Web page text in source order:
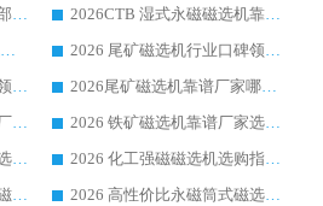
2026 高精度粉料磁选机头部厂家选购指南 行业口碑靠谱品牌推荐 领域强者华体会手机网页版-华体会(中国) 解析
2026CTB 湿式永磁磁选机靠谱厂家实力排行榜 铁矿选矿设备采购全流程选购指南
2026 CTB 湿式永磁磁选机选购指南|行业口碑良好品牌推荐，领域强者华体会手机网页版-华体会(中国)
2026 尾矿磁选机行业口碑领域强者，源头直供国内主流厂家华体会手机网页版-华体会(中国) 一站式服务
2026 尾矿磁选机行业口碑领域强者，源头直供国内主流厂家华体会手机网页版-华体会(中国) 一站式服务
2026尾矿磁选机靠谱厂家哪家好 行业口碑领域强者华体会手机网页版-华体会(中国) 推荐
2026 国内主流铁矿磁选机厂家选购指南|行业口碑好品牌推荐，领域强者华体会手机网页版-华体会(中国)
2026 铁矿磁选机靠谱厂家选购全攻略 行业标杆华体会手机网页版-华体会(中国) 设备性价比出众
2026 铁矿磁选机靠谱厂家选购指南，领域强者华体会手机网页版-华体会(中国) 铁矿磁选机性价比高
2026 化工强磁磁选机选购指南 5 家行业口碑靠谱厂家领域强者推荐
2026 选矿老板必看永磁筒磁选机推荐 行业头部品牌口碑设备选购全攻略
2026 高性价比永磁筒式磁选机品牌盘点 行业强者口碑实测选购完整指南